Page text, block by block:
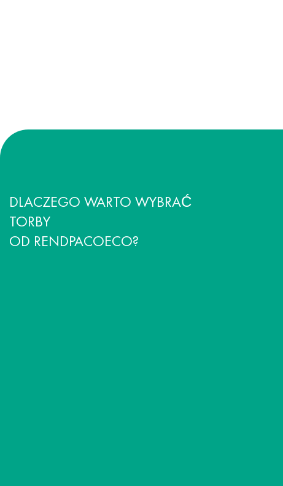
DLACZEGO WARTO WYBRAĆ
TORBY
OD RENDPACOECO?